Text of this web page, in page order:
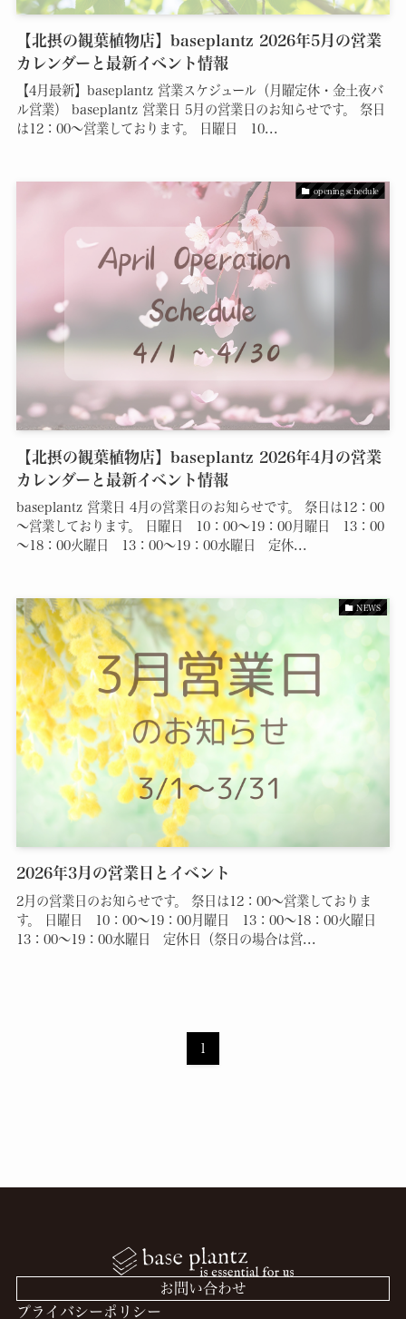
【北摂の観葉植物店】baseplantz 2026年5月の営業
カレンダーと最新イベント情報
【4月最新】baseplantz 営業スケジュール（月曜定休・金土夜バ
ル営業） baseplantz 営業日 5月の営業日のお知らせです。 祭日
は12：00～営業しております。 日曜日 10...
opening schedule
【北摂の観葉植物店】baseplantz 2026年4月の営業
カレンダーと最新イベント情報
baseplantz 営業日 4月の営業日のお知らせです。 祭日は12：00
～営業しております。 日曜日 10：00～19：00月曜日 13：00
～18：00火曜日 13：00～19：00水曜日 定休...
NEWS
2026年3月の営業日とイベント
2月の営業日のお知らせです。 祭日は12：00～営業しておりま
す。 日曜日 10：00～19：00月曜日 13：00～18：00火曜日
13：00～19：00水曜日 定休日（祭日の場合は営...
お問い合わせ
プライバシーポリシー